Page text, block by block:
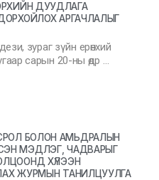
ДУУДЛАГА
АРГАЧЛАЛЫГ
зураг зүйн ерөнхий
сарын 20-ны өдр …
БОЛОН АМЬДРАЛЫН
МЭДЛЭГ, ЧАДВАРЫГ
ХҮЛЭЭН
ЖУРМЫН ТАНИЛЦУУЛГА